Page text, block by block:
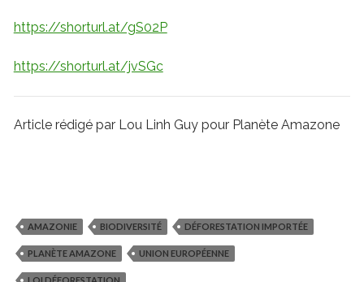
https://shorturl.at/gS02P
https://shorturl.at/jvSGc
Article rédigé par Lou Linh Guy pour Planète Amazone
AMAZONIE BIODIVERSITÉ DÉFORESTATION IMPORTÉE
PLANÈTE AMAZONE UNION EUROPÉENNE